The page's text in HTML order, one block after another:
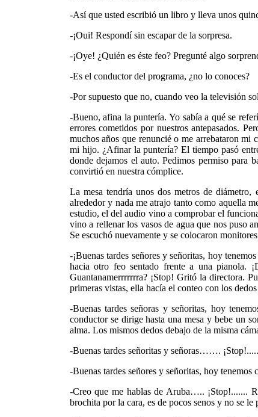
-Así que usted escribió un libro y lleva unos
-¡Oui! Respondí sin escapar de la sorpresa.
-¡Oye! ¿Quién es éste feo? Pregunté algo
-Es el conductor del programa, ¿no lo conoces?
-Por supuesto que no, cuando veo la televisión
-Bueno, afina la puntería. Yo sabía a qué se
errores cometidos por nuestros antepasados.
muchos años que renuncié o me arrebataron
mi hijo. ¿Afinar la puntería? El tiempo pasó
donde dejamos el auto. Pedimos permiso
convirtió en nuestra cómplice.
La mesa tendría unos dos metros de
alrededor y nada me atrajo tanto como aquella
estudio, el del audio vino a comprobar el
vino a rellenar los vasos de agua que nos puso
Se escuchó nuevamente y se colocaron
-¡Buenas tardes señores y señoritas, hoy
hacia otro feo sentado frente a una pianola.
Guantanamerrrrrrra? ¡Stop! Gritó la directora.
primeras vistas, ella hacía el conteo con los
-Buenas tardes señoras y señoritas, hoy
conductor se dirige hasta una mesa y bebe un
alma. Los mismos dedos debajo de la misma
-Buenas tardes señoritas y señoras…….
-Buenas tardes señores y señoritas, hoy tenemos
-Creo que me hablas de Aruba….. ¡Stop!.......
brochita por la cara, es de pocos senos y no se